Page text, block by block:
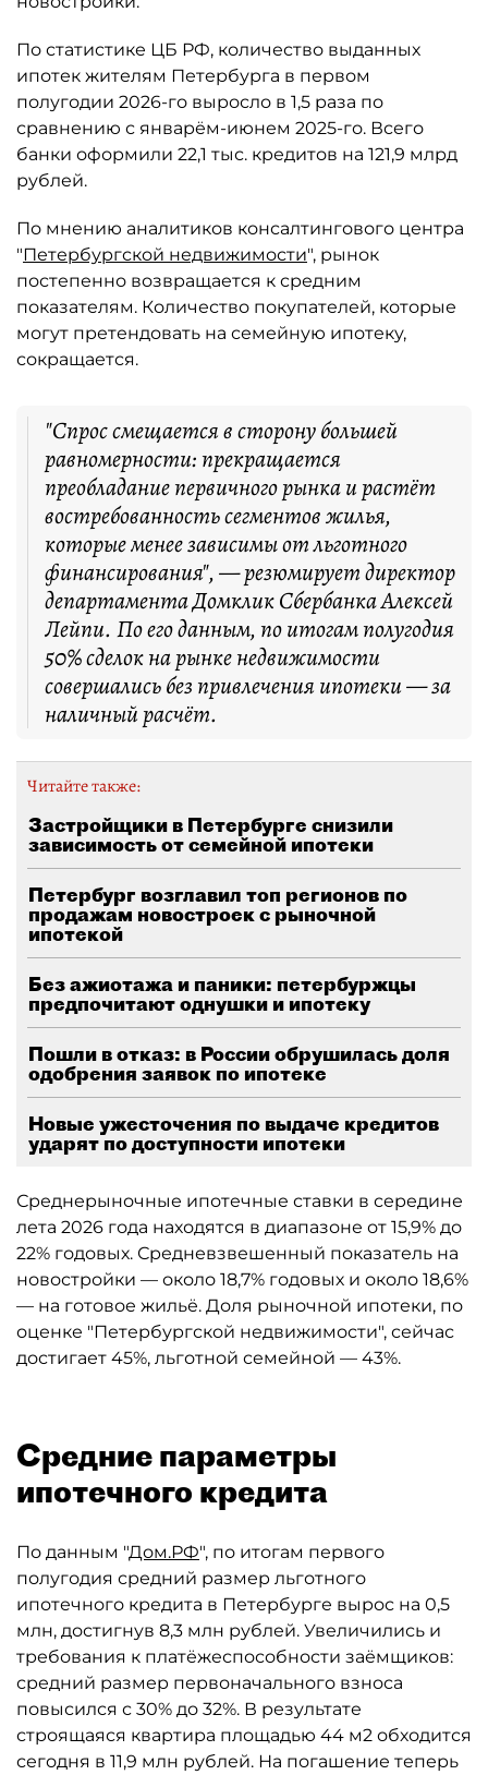
По статистике ЦБ РФ, количество выданных
ипотек жителям Петербурга в первом
полугодии 2026-го выросло в 1,5 раза по
сравнению с январём-июнем 2025-го. Всего
банки оформили 22,1 тыс. кредитов на 121,9 млрд
рублей.
По мнению аналитиков консалтингового центра
"Петербургской недвижимости", рынок
постепенно возвращается к средним
показателям. Количество покупателей, которые
могут претендовать на семейную ипотеку,
сокращается.
"Спрос смещается в сторону большей
равномерности: прекращается
преобладание первичного рынка и растёт
востребованность сегментов жилья,
которые менее зависимы от льготного
финансирования", — резюмирует директор
департамента Домклик Сбербанка Алексей
Лейпи. По его данным, по итогам полугодия
50% сделок на рынке недвижимости
совершались без привлечения ипотеки — за
наличный расчёт.
Читайте также:
Застройщики в Петербурге снизили
зависимость от семейной ипотеки
Петербург возглавил топ регионов по
продажам новостроек с рыночной
ипотекой
Без ажиотажа и паники: петербуржцы
предпочитают однушки и ипотеку
Пошли в отказ: в России обрушилась доля
одобрения заявок по ипотеке
Новые ужесточения по выдаче кредитов
ударят по доступности ипотеки
Среднерыночные ипотечные ставки в середине
лета 2026 года находятся в диапазоне от 15,9% до
22% годовых. Средневзвешенный показатель на
новостройки — около 18,7% годовых и около 18,6%
— на готовое жильё. Доля рыночной ипотеки, по
оценке "Петербургской недвижимости", сейчас
достигает 45%, льготной семейной — 43%.
Средние параметры
ипотечного кредита
По данным "Дом.РФ", по итогам первого
полугодия средний размер льготного
ипотечного кредита в Петербурге вырос на 0,5
млн, достигнув 8,3 млн рублей. Увеличились и
требования к платёжеспособности заёмщиков:
средний размер первоначального взноса
повысился с 30% до 32%. В результате
строящаяся квартира площадью 44 м2 обходится
сегодня в 11,9 млн рублей. На погашение теперь